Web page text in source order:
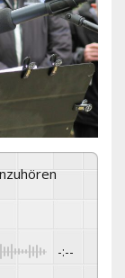
-:--